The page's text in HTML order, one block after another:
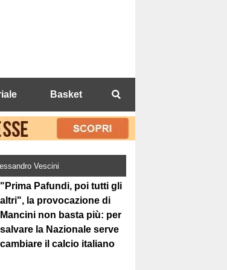
Basket
Vescini
"Prima Pafundi, poi tutti gli
altri", la provocazione di
Mancini non basta più: per
salvare la Nazionale serve
cambiare il calcio italiano